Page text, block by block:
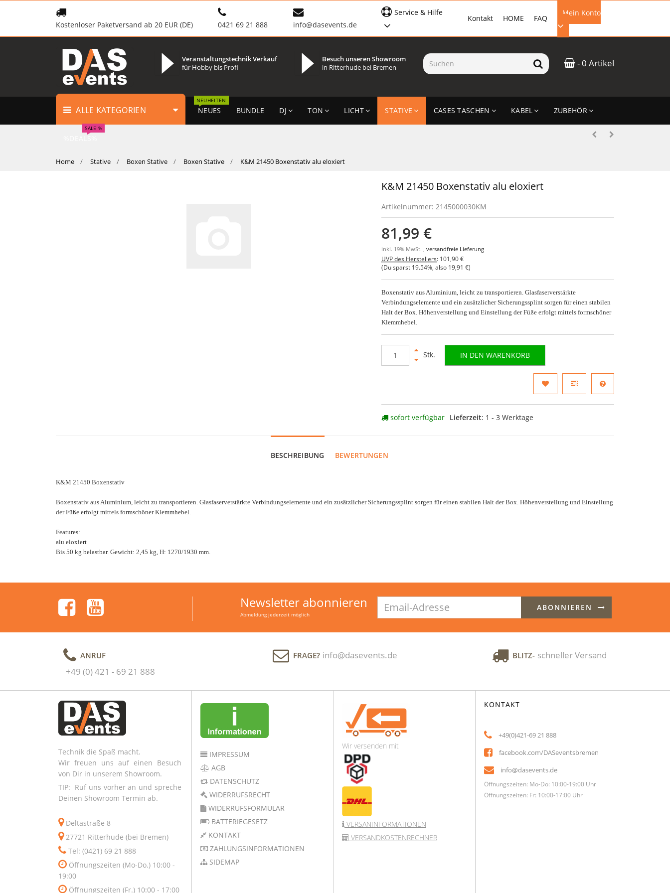
Kostenloser Paketversand ab 20 EUR (DE) 0421 69 21 888 info@dasevents.de
Mein Konto
EMAIL-ADRESSE
ANMELDEN
FAQ
HOME
Kontakt
Service & Hilfe
- 0 Artikel
Veranstaltungstechnik Verkauf
für Hobby bis Profi
Besuch unseren Showroom
in Ritterhude bei Bremen
ALLE KATEGORIEN NEUES
NEUHEITEN
BUNDLE DJ TON LICHT STATIVE CASES TASCHEN KABEL ZUBEHÖR
SALE %
Home Stative Boxen Stative Boxen Stative K&M 21450 Boxenstativ alu eloxiert
K&M 21450 Boxenstativ alu eloxiert
Artikelnummer: 2145000030KM
81,99 €
inkl. 19% MwSt. ,versandfreie Lieferung
UVP des Herstellers: 101,90 €
(Du sparst 19.54% , also 19,91 €)
Boxenstativ aus Aluminium, leicht zu transportieren. Glasfaserverstärkte
Verbindungselemente und ein zusätzlicher Sicherungssplint sorgen für einen stabilen
Halt der Box. Höhenverstellung und Einstellung der Füße erfolgt mittels formschöner
Klemmhebel.
Stk. IN DEN WARENKORB
sofort verfügbar Lieferzeit: 1 - 3 Werktage
BESCHREIBUNG BEWERTUNGEN
K&M 21450 Boxenstativ
Boxenstativ aus Aluminium, leicht zu transportieren. Glasfaserverstärkte Verbindungselemente und ein zusätzlicher Sicherungssplint sorgen für einen stabilen Halt der Box. Höhenverstellung und Einstellung
der Füße erfolgt mittels formschöner Klemmhebel.
Features:
alu eloxiert
Bis 50 kg belastbar. Gewicht: 2,45 kg, H: 1270/1930 mm.
Newsletter abonnieren
Abmeldung jederzeit möglich
Adresse
ABONNIEREN
ANRUF
+49 (0) 421 - 69 21 888
FRAGE? info@dasevents.de BLITZ- schneller Versand
Technik die Spaß macht.
Wir freuen uns auf einen Besuch
von Dir in unserem Showroom.
TIP: Ruf uns vorher an und spreche
Deinen Showroom Termin ab.
Deltastraße 8
27721 Ritterhude (bei Bremen)
Tel: (0421) 69 21 888
Öffnungszeiten (Mo-Do.) 10:00 -
19:00
Öffnungszeiten (Fr.) 10:00 - 17:00
IMPRESSUM
AGB
DATENSCHUTZ
WIDERRUFSRECHT
WIDERRUFSFORMULAR
BATTERIEGESETZ
KONTAKT
ZAHLUNGSINFORMATIONEN
SIDEMAP
Wir versenden mit
VERSANINFORMATIONEN
VERSANDKOSTENRECHNER
KONTAKT
+49(0)421-69 21 888
facebook.com/DASeventsbremen
info@dasevents.de
Öffnungszeiten: Mo-Do: 10:00-19:00 Uhr
Öffnungszeiten: Fr: 10:00-17:00 Uhr